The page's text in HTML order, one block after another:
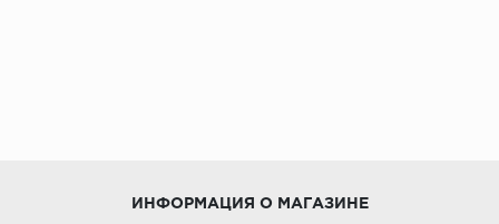
ИНФОРМАЦИЯ О МАГАЗИНЕ